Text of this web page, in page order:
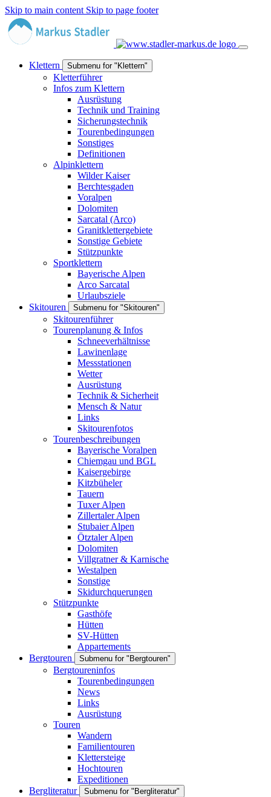
Skip to main content Skip to page footer
Klettern Submenu for "Klettern"
Kletterführer
Infos zum Klettern
Ausrüstung
Technik und Training
Sicherungstechnik
Tourenbedingungen
Sonstiges
Definitionen
Alpinklettern
Wilder Kaiser
Berchtesgaden
Voralpen
Dolomiten
Sarcatal (Arco)
Granitklettergebiete
Sonstige Gebiete
Stützpunkte
Sportklettern
Bayerische Alpen
Arco Sarcatal
Urlaubsziele
Skitouren
Submenu for "Skitouren"
Skitourenführer
Tourenplanung & Infos
Schneeverhältnisse
Lawinenlage
Messstationen
Wetter
Ausrüstung
Technik & Sicherheit
Mensch & Natur
Links
Skitourenfotos
Tourenbeschreibungen
Bayerische Voralpen
Chiemgau und BGL
Kaisergebirge
Kitzbüheler
Tauern
Tuxer Alpen
Zillertaler Alpen
Stubaier Alpen
Ötztaler Alpen
Dolomiten
Villgratner & Karnische
Westalpen
Sonstige
Skidurchquerungen
Stützpunkte
Gasthöfe
Hütten
SV-Hütten
Appartements
Bergtouren
Submenu for "Bergtouren"
Bergtoureninfos
Tourenbedingungen
News
Links
Ausrüstung
Touren
Wandern
Familientouren
Klettersteige
Hochtouren
Expeditionen
Bergliteratur
Submenu for "Bergliteratur"